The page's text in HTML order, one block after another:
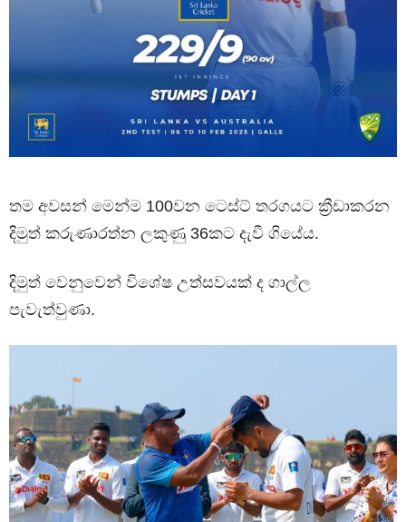
තම අවසන් මෙන්ම 100වන ටෙස්ට් තරගයට ක්‍රීඩාකරන
දිමුත් කරුණාරත්න ලකුණු 36කට දැවී ගියේය.
දිමුත් වෙනුවෙන් විශේෂ උත්සවයක් ද ගාල්ල
පැවැත්වුණා.